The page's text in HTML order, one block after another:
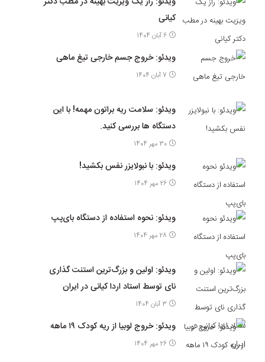
کیانی
6 آبان 1404
ویدئو: خروج جسم خارجی تیغ ماهی
7 آبان 1404
ویدئو: سلامت ریه براتون مهمه! با این
دستگاه ها بررسی کنید.
30 مهر 1404
ویدئو: با نبولایزر نفس بکشید!
26 مهر 1404
ویدئو: نحوه استفاده از دستگاه بای‌پپ
28 مهر 1404
ویدئو: اولین و بزرگ‌ترین استنت گذاری
نای توسط استاد اردا کیانی در ایران
3 آبان 1404
ویدئو: خروج لوبیا از ریه کودک ۱۹ ماهه
26 مهر 1404